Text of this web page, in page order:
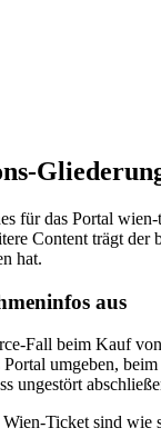
für das Portal
Content trägt
hat.
aus
Fall beim Kauf
umgeben,
ungestört
Ticket sind wie